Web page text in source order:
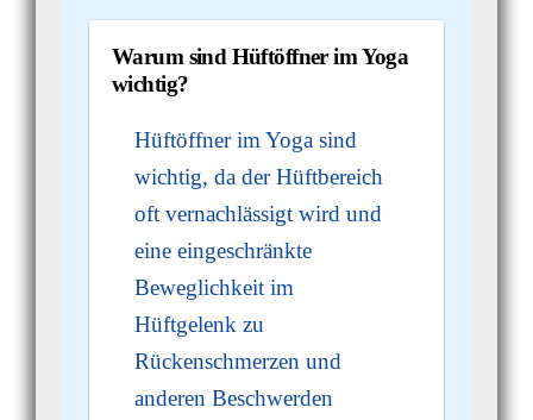
Warum sind Hüftöffner im Yoga
wichtig?
Hüftöffner im Yoga sind
wichtig, da der Hüftbereich
oft vernachlässigt wird und
eine eingeschränkte
Beweglichkeit im
Hüftgelenk zu
Rückenschmerzen und
anderen Beschwerden